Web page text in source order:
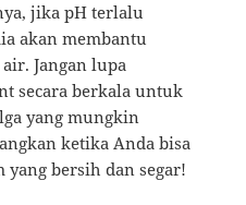
jika pH terlalu
akan membantu
Jangan lupa
secara berkala untuk
yang mungkin
ketika Anda bisa
yang bersih dan segar!